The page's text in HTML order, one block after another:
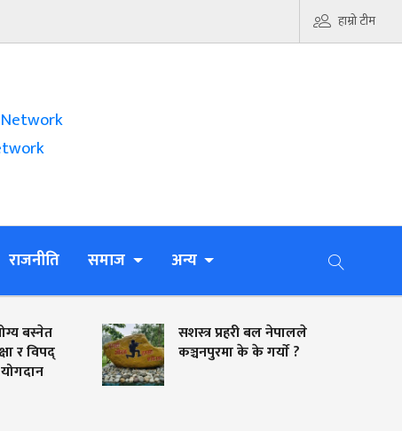
हाम्रो टीम
राजनीति समाज अन्य
सशस्त्र प्रहरी बल नेपालले
कञ्चनपुरमा के के गर्याे ?